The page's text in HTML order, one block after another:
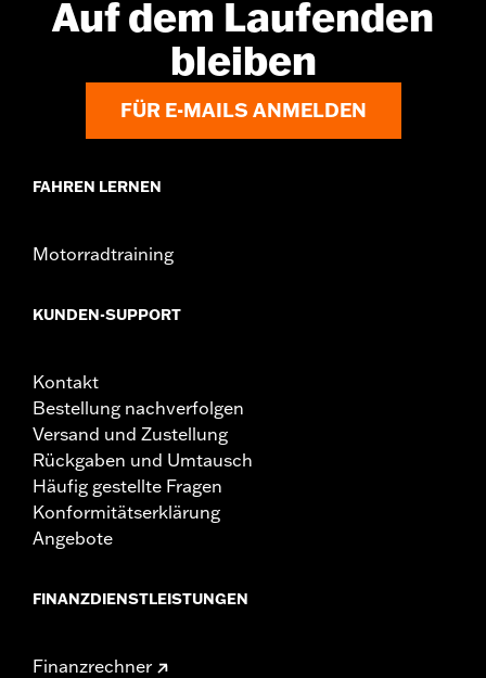
Auf dem Laufenden
bleiben
FÜR E-MAILS ANMELDEN
FAHREN LERNEN
Motorradtraining
KUNDEN-SUPPORT
Kontakt
Bestellung nachverfolgen
Versand und Zustellung
Rückgaben und Umtausch
Häufig gestellte Fragen
Konformitätserklärung
Angebote
FINANZDIENSTLEISTUNGEN
Finanzrechner